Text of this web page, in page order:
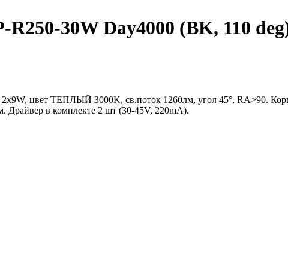
30W Day4000 (BK, 110
цвет ТЕПЛЫЙ 3000K, св.поток 1260лм, угол 45°, RA>90.
Драйвер в комплекте 2 шт (30-45V, 220mA).